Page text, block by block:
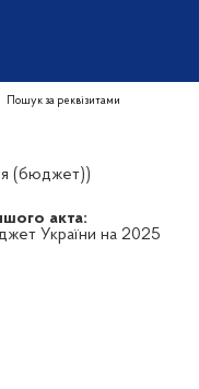
Пошук за реквізитами
(бюджет))
акта:
України на 2025